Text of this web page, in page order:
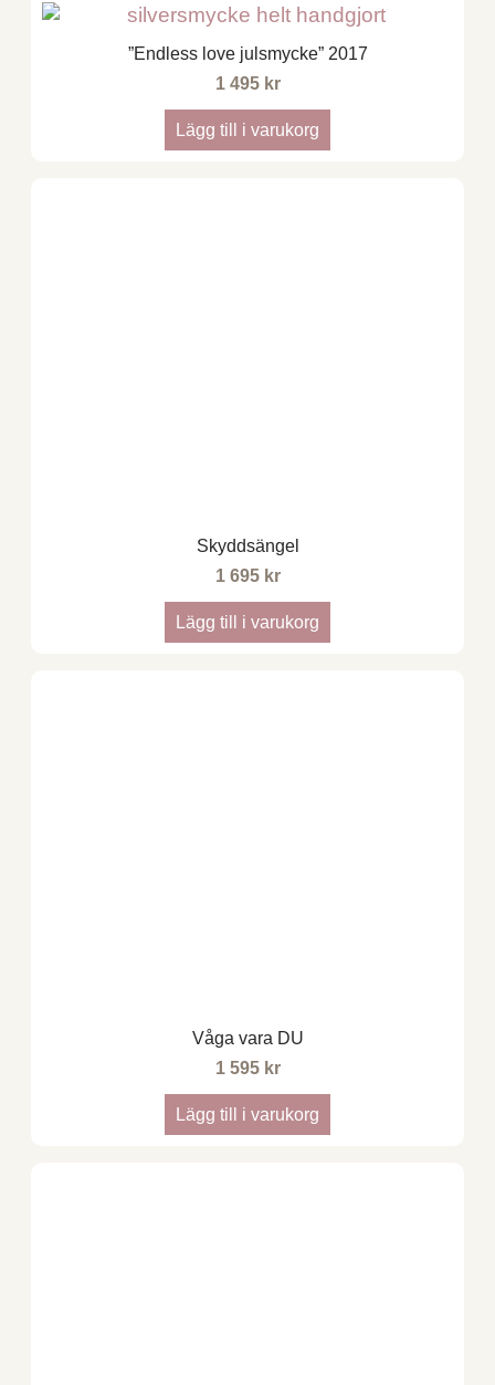
”Endless love julsmycke” 2017
1 495 kr
Lägg till i varukorg
Skyddsängel
1 695 kr
Lägg till i varukorg
Våga vara DU
1 595 kr
Lägg till i varukorg